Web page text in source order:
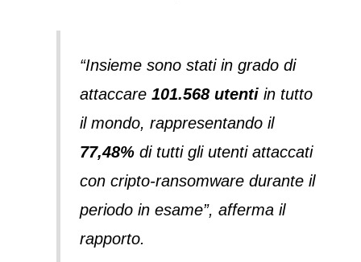
“Insieme sono stati in grado di
attaccare101.568 utenti in tutto
il mondo, rappresentando il
77,48% di tutti gli utenti attaccati
con cripto-ransomware durante il
periodo in esame”, afferma il
rapporto.